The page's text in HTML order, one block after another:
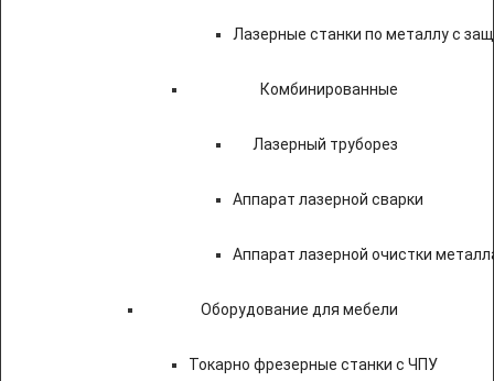
Лазерные станки по металлу с
Комбинированные
Лазерный труборез
Аппарат лазерной сварки
Аппарат лазерной очистки
Оборудование для мебели
Токарно фрезерные станки с ЧПУ